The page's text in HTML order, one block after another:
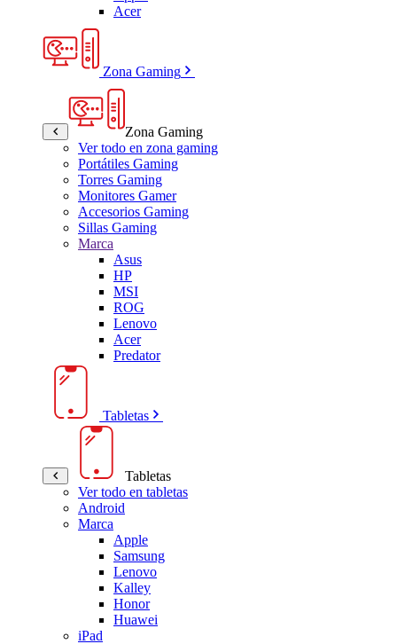
Acer
Zona Gaming
Zona Gaming
Ver todo en zona gaming
Portátiles Gaming
Torres Gaming
Monitores Gamer
Accesorios Gaming
Sillas Gaming
Marca
Asus
HP
MSI
ROG
Lenovo
Acer
Predator
Tabletas
Tabletas
Ver todo en tabletas
Android
Marca
Apple
Samsung
Lenovo
Kalley
Honor
Huawei
iPad